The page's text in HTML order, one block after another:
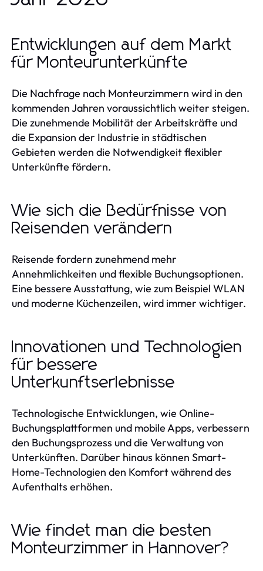
Entwicklungen auf dem Markt
für Monteurunterkünfte
Die Nachfrage nach Monteurzimmern wird in den
kommenden Jahren voraussichtlich weiter steigen.
Die zunehmende Mobilität der Arbeitskräfte und
die Expansion der Industrie in städtischen
Gebieten werden die Notwendigkeit flexibler
Unterkünfte fördern.
Wie sich die Bedürfnisse von
Reisenden verändern
Reisende fordern zunehmend mehr
Annehmlichkeiten und flexible Buchungsoptionen.
Eine bessere Ausstattung, wie zum Beispiel WLAN
und moderne Küchenzeilen, wird immer wichtiger.
Innovationen und Technologien
für bessere
Unterkunftserlebnisse
Technologische Entwicklungen, wie Online-
Buchungsplattformen und mobile Apps, verbessern
den Buchungsprozess und die Verwaltung von
Unterkünften. Darüber hinaus können Smart-
Home-Technologien den Komfort während des
Aufenthalts erhöhen.
Wie findet man die besten
Monteurzimmer in Hannover?